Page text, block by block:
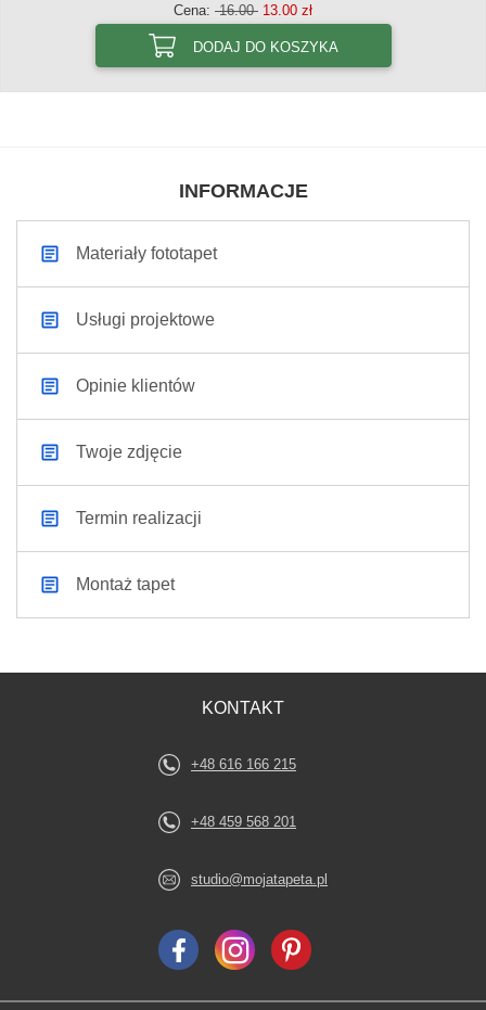
Cena: 16.00 13.00 zł
DODAJ DO KOSZYKA
INFORMACJE
Materiały fototapet
Usługi projektowe
Opinie klientów
Twoje zdjęcie
Termin realizacji
Montaż tapet
KONTAKT
+48 616 166 215
+48 459 568 201
studio@mojatapeta.pl